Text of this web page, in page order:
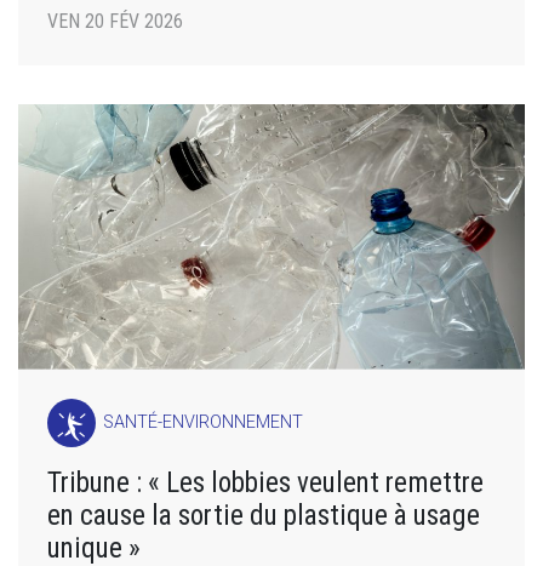
VEN 20 FÉV 2026
SANTÉ-ENVIRONNEMENT
Tribune : « Les lobbies veulent remettre
en cause la sortie du plastique à usage
unique »